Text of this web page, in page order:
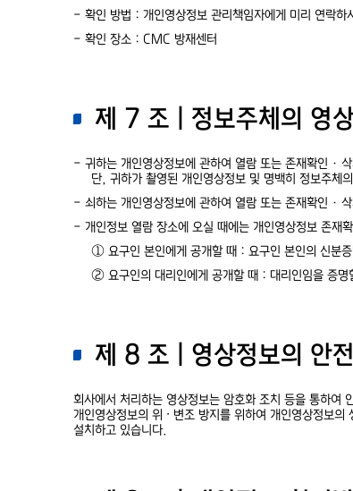
- 확인 방법 : 개인영상정보 관리책임자에게 미리 연락하
- 확인 장소 : CMC 방재센터
제 7 조 | 정보주체의 영
- 귀하는 개인영상정보에 관하여 열람 또는 존재확인·
단, 귀하가 촬영된 개인영상정보 및 명백히 정보주체
- 쇠하는 개인영상정보에 관하여 열람 또는 존재확인·
- 개인정보 열람 장소에 오실 때에는 개인영상정보 존재
① 요구인 본인에게 공개할 때 : 요구인 본인의 신분증
② 요구인의 대리인에게 공개할 때 : 대리인임을 증명
제 8 조 | 영상정보의 안
회사에서 처리하는 영상정보는 암호화 조치 등을 통하여
개인영상정보의 위 ∙ 변조 방지를 위하여 개인영상정보
설치하고 있습니다.